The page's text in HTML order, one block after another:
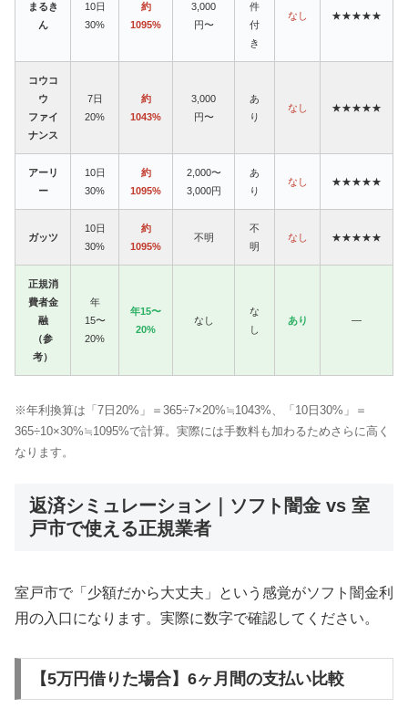
まるき
ん
10日
30%
約
1095%
3,000
円〜
件
付
き
なし ★★★★★
コウコ
ウ
ファイ
ナンス
7日
20%
約
1043%
3,000
円〜
あ
り
なし ★★★★★
アーリ
ー
10日
30%
約
1095%
2,000〜
3,000円
あ
り
なし ★★★★★
ガッツ
10日
30%
約
1095%
不明
不
明
なし ★★★★★
正規消
費者金
融
（参
考）
年
15〜
20%
年15〜
20%
なし
な
し
あり —
※年利換算は「7日20%」＝365÷7×20%≒1043%、「10日30%」＝
365÷10×30%≒1095%で計算。実際には手数料も加わるためさらに高く
なります。
返済シミュレーション｜ソフト闇金 vs 室
戸市で使える正規業者
室戸市で「少額だから大丈夫」という感覚がソフト闇金利
用の入口になります。実際に数字で確認してください。
【5万円借りた場合】6ヶ月間の支払い比較